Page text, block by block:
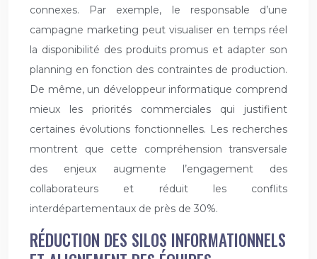
connexes. Par exemple, le responsable d’une
campagne marketing peut visualiser en temps réel
la disponibilité des produits promus et adapter son
planning en fonction des contraintes de production.
De même, un développeur informatique comprend
mieux les priorités commerciales qui justifient
certaines évolutions fonctionnelles. Les recherches
montrent que cette compréhension transversale
des enjeux augmente l’engagement des
collaborateurs et réduit les conflits
interdépartementaux de près de 30%.
RÉDUCTION DES SILOS INFORMATIONNELS